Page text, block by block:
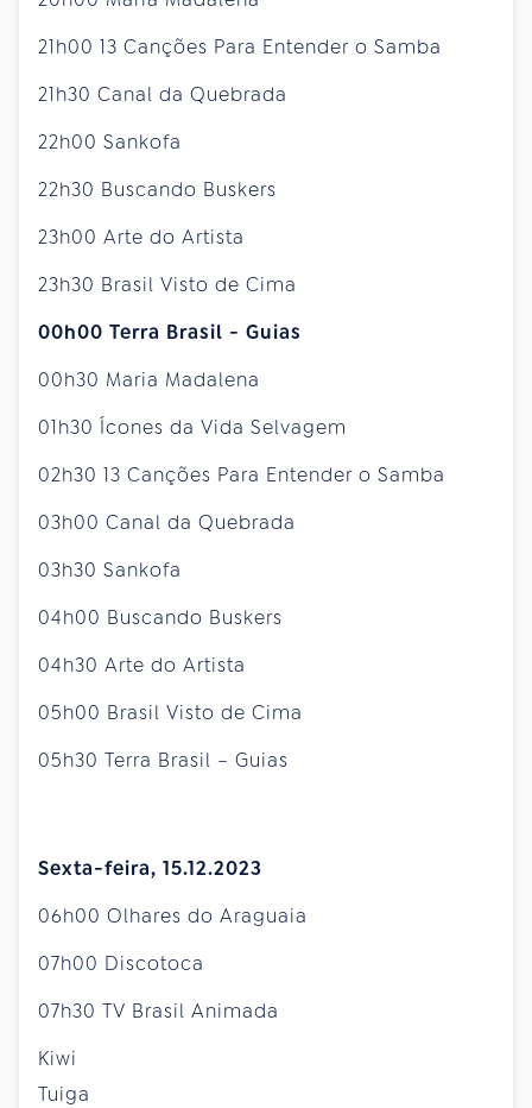
21h00 13 Canções Para Entender o Samba
21h30 Canal da Quebrada
22h00 Sankofa
22h30 Buscando Buskers
23h00 Arte do Artista
23h30 Brasil Visto de Cima
00h00 Terra Brasil - Guias
00h30 Maria Madalena
01h30 Ícones da Vida Selvagem
02h30 13 Canções Para Entender o Samba
03h00 Canal da Quebrada
03h30 Sankofa
04h00 Buscando Buskers
04h30 Arte do Artista
05h00 Brasil Visto de Cima
05h30 Terra Brasil – Guias
Sexta-feira, 15.12.2023
06h00 Olhares do Araguaia
07h00 Discotoca
07h30 TV Brasil Animada
Kiwi
Tuiga